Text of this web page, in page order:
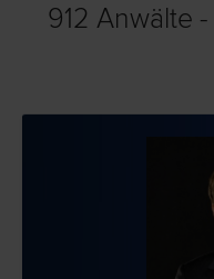
912 Anwälte -